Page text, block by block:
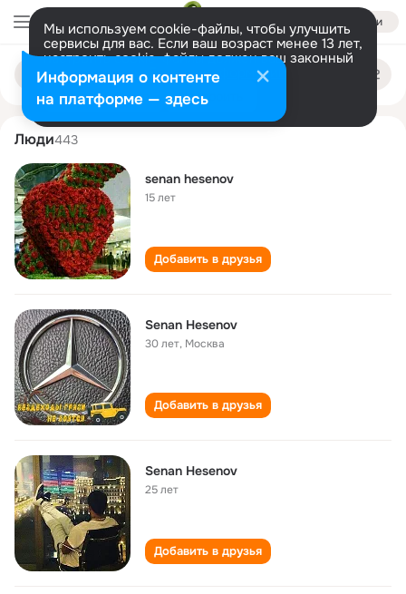
Войти
Мы используем cookie-файлы, чтобы улучшить
сервисы для вас. Если ваш возраст менее 13 лет,
настроить cookie-файлы должен ваш законный
представитель. Больше информации
Разрешить все Настроить
Поиск
людям
senan hesenov
Люди443
senan hesenov
15 лет
Добавить в друзья
Senan Hesenov
30 лет, Москва
Добавить в друзья
Senan Hesenov
25 лет
Добавить в друзья
Информация о контенте
на платформе — здесь